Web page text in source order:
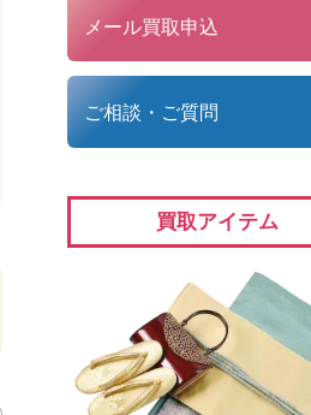
メール買取申込
ご相談・ご質問
買取アイテム